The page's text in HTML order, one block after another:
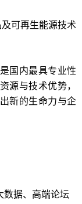
可再生能源技术
国内最具专业性
源与技术优势，
新的生命力与企
数据、高端论坛